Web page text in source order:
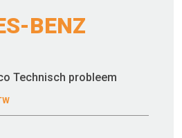
BENZ
Technisch probleem